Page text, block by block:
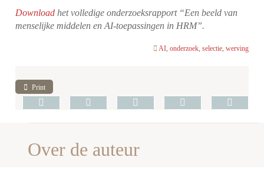
Download het volledige onderzoeksrapport “Een beeld van
menselijke middelen en AI-toepassingen in HRM”.
AI, onderzoek, selectie, werving
Print
Over de auteur